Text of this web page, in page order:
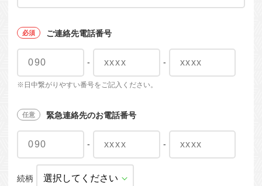
ご連絡先電話番号
- -
※日中繋がりやすい番号をご記入ください。
緊急連絡先のお電話番号
- -
続柄